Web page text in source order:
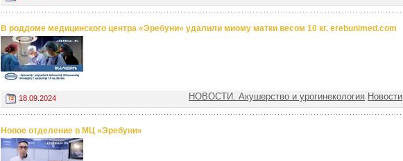
В роддоме медицинского центра «Эребуни» удалили миому матки весом 10 кг. erebunimed.com
18.09.2024 НОВОСТИ. Акушерство и урогинекология Новости
Новое отделение в МЦ «Эребуни»